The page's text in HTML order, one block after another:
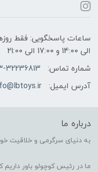
الی 14:00 و 17:00 الی 21:00
شماره تماس:
023-32236813 و
آدرس ایمیل:
درباره ما
به دنیای سرگرمی و خلاقیت
ما در رئیس کوچولو باور